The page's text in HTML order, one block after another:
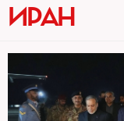
ИРАН